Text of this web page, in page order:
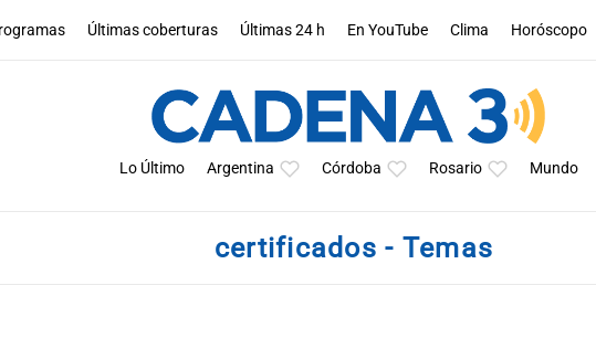
Últimas coberturas Últimas 24 h En YouTube Clima Horóscopo
Lo Último Argentina Córdoba Rosario Mundo
certificados - Temas